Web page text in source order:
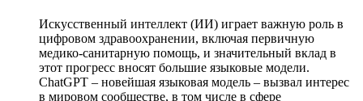
Искусственный интеллект (ИИ) играет важную роль в
цифровом здравоохранении, включая первичную
медико-санитарную помощь, и значительный вклад в
этот прогресс вносят большие языковые модели.
ChatGPT – новейшая языковая модель – вызвал интерес
в мировом сообществе, в том числе в сфере